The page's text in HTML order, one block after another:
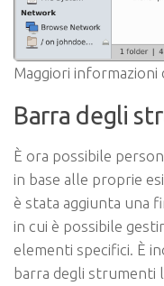
Maggiori informazioni
Barra degli
È ora possibile
in base alle proprie
è stata aggiunta una
in cui è possibile
elementi specifici. È
barra degli strumenti